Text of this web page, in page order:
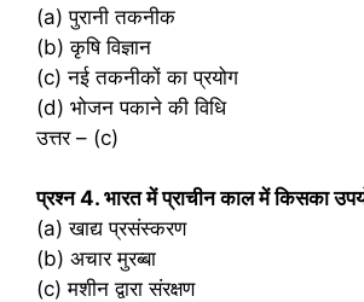
(a) पुरानी तकनीक
(b) कृषि विज्ञान
(c) नई तकनीकों का प्रयोग
(d) भोजन पकाने की विधि
उत्तर – (c)
प्रश्‍न 4. भारत में प्राचीन काल में किसका
(a) खाद्य प्रसंस्करण
(b) अचार मुरब्बा
(c) मशीन द्वारा संरक्षण